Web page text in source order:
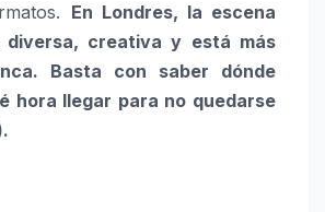
En Londres, la escena
diversa, creativa у está más
Basta con saber dónde
hora llegar para no quedarse